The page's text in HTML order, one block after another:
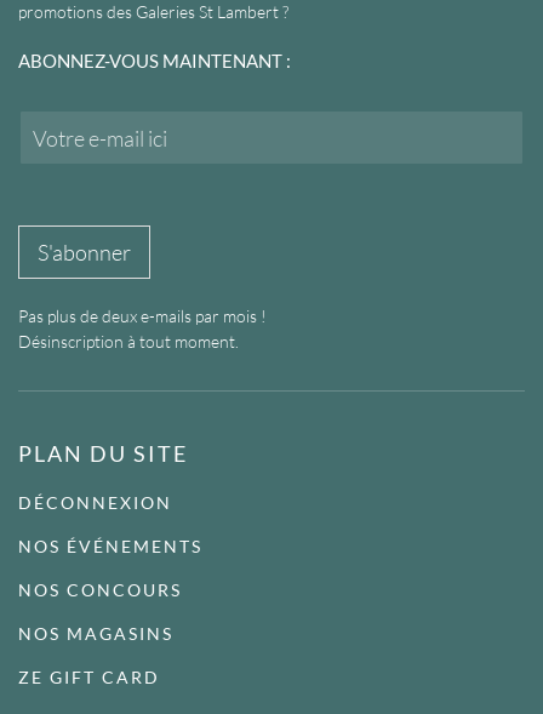
promotions des Galeries St Lambert ?
ABONNEZ-VOUS MAINTENANT :
S'abonner
Pas plus de deux e-mails par mois !
Désinscription à tout moment.
PLAN DU SITE
DÉCONNEXION
NOS ÉVÉNEMENTS
NOS CONCOURS
NOS MAGASINS
ZE GIFT CARD